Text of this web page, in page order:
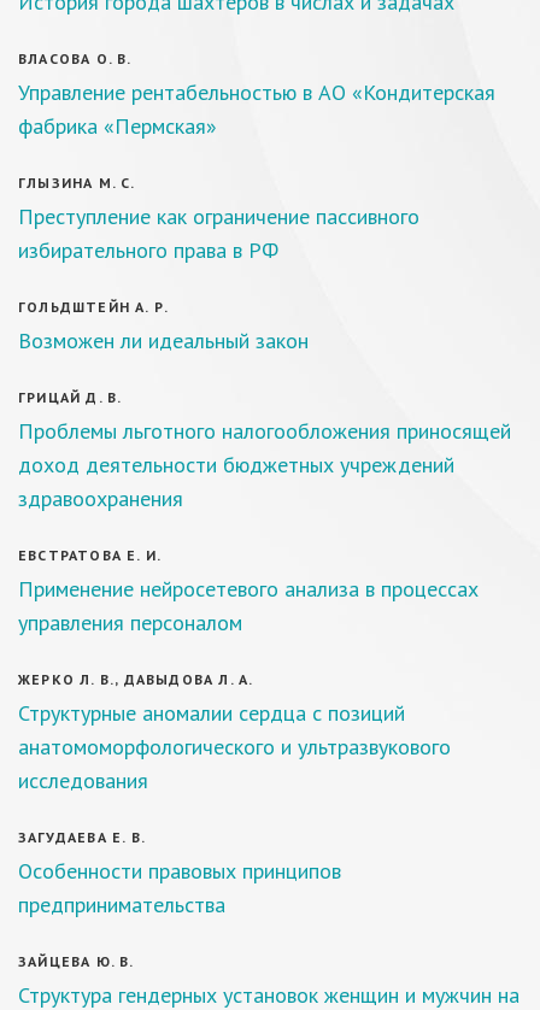
ВЛАСОВА О. В.
Управление рентабельностью в АО «Кондитерская
фабрика «Пермская»
ГЛЫЗИНА М. С.
Преступление как ограничение пассивного
избирательного права в РФ
ГОЛЬДШТЕЙН А. Р.
Возможен ли идеальный закон
ГРИЦАЙ Д. В.
Проблемы льготного налогообложения приносящей
доход деятельности бюджетных учреждений
здравоохранения
ЕВСТРАТОВА Е. И.
Применение нейросетевого анализа в процессах
управления персоналом
ЖЕРКО Л. В., ДАВЫДОВА Л. А.
Структурные аномалии сердца с позиций
анатомоморфологического и ультразвукового
исследования
ЗАГУДАЕВА Е. В.
Особенности правовых принципов
предпринимательства
ЗАЙЦЕВА Ю. В.
Структура гендерных установок женщин и мужчин на